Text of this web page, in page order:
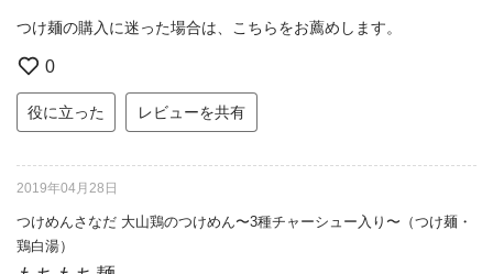
つけ麺の購入に迷った場合は、こちらをお薦めします。
0
役に立った レビューを共有
2019年04月28日
つけめんさなだ 大山鶏のつけめん〜3種チャーシュー入り〜（つけ麺・
鶏白湯）